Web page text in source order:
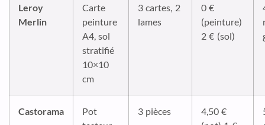
Leroy
Merlin
Carte
peinture
A4, sol
stratifié
10×10
cm
3 cartes, 2
lames
0 €
(peinture)
2 € (sol)
Castorama
Pot
3 pièces
4,50 €